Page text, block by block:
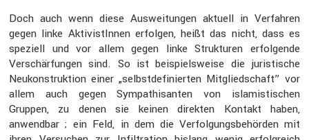
Doch auch wenn diese Auswei­tungen aktuell in Verfahren
gegen linke Aktivis­tInnen erfolgen, heißt das nicht, dass es
speziell und vor allem gegen linke Struk­turen erfol­gende
Verschär­fungen sind. So ist beispiels­weise die juris­ti­sche
Neukon­struk­tion einer „selbst­de­fi­nierten Mitglied­schaft” vor
allem auch gegen Sympa­thi­santen von islamis­ti­schen
Gruppen, zu denen sie keinen direkten Kontakt haben,
anwendbar ; ein Feld, in dem die Verfol­gungs­be­hörden mit